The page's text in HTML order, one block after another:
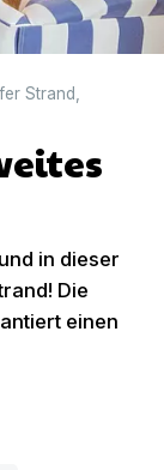
Strand
in dieser
Die
einen